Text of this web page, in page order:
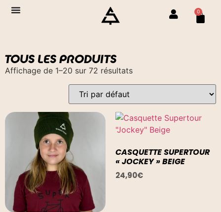
0
TOUS LES PRODUITS
Affichage de 1–20 sur 72 résultats
CASQUETTE SUPERTOUR
« JOCKEY » BEIGE
24,90€